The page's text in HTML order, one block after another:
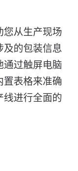
从生产现场
及的包装信息
通过触屏电脑
置表格来准确
进行全面的